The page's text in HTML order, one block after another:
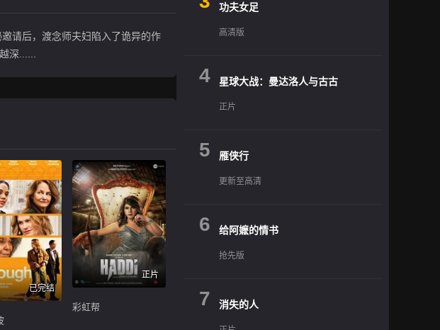
请后，渡念师夫妇陷入了诡异的作
深......
已完结
正片
彩虹帮
功夫女足
高清版
4 星球大战：曼达洛人与古古
正片
5 雁侠行
更新至高清
6 给阿嬷的情书
抢先版
7 消失的人